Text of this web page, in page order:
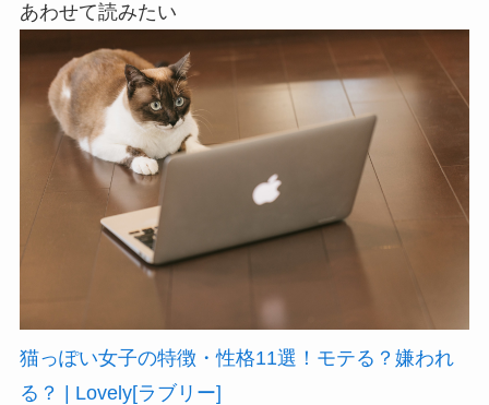
あわせて読みたい
猫っぽい女子の特徴・性格11選！モテる？嫌われ
る？ | Lovely[ラブリー]